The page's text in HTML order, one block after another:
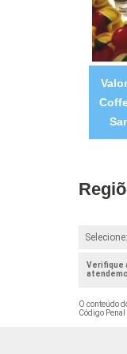
Selecione:
Verifique
O conteúdo
Código Penal